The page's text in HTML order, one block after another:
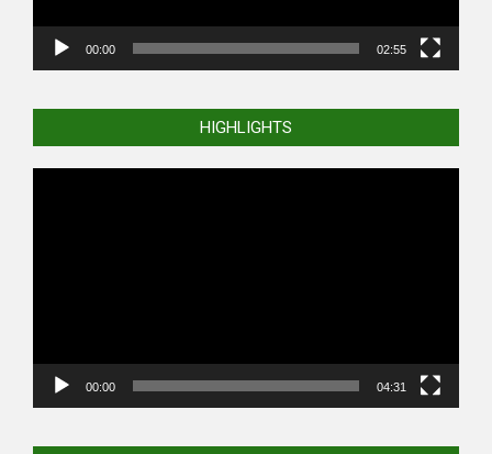
00:00 02:55
HIGHLIGHTS
00:00 04:31